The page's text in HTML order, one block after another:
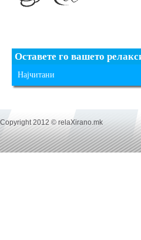
Оставете го вашето
Најчитани
Copyright 2012 © relaXirano.mk